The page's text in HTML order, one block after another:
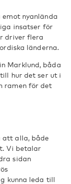
nyanlända
insatser för
driver flera
länderna.
Marklund, båda
hur det ser ut i
ramen för det
att alla, både
Vi betalar
sidan
kunna leda till